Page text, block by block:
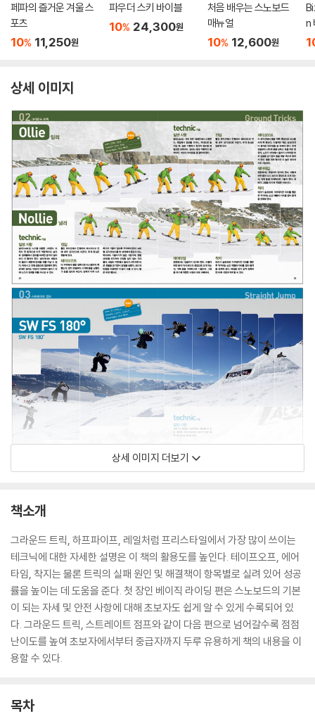
페파의 즐거운 겨울 스
포츠
10% 11,250원
파우더 스키 바이블
10% 24,300원
처음 배우는 스노보드
매뉴얼
10% 12,600원
n
상세 이미지
상세 이미지 더보기
책소개
그라운드 트릭, 하프파이프, 레일처럼 프리스타일에서 가장 많이 쓰이는
테크닉에 대한 자세한 설명은 이 책의 활용도를 높인다. 테이프오프, 에어
타임, 착지는 물론 트릭의 실패 원인 및 해결책이 항목별로 실려 있어 성공
률을 높이는 데 도움을 준다. 첫 장인 베이직 라이딩 편은 스노보드의 기본
이 되는 자세 및 안전 사항에 대해 초보자도 쉽게 알 수 있게 수록되어 있
다. 그라운드 트릭, 스트레이트 점프와 같이 다음 편으로 넘어갈수록 점점
난이도를 높여 초보자에서부터 중급자까지 두루 유용하게 책의 내용을 이
용할 수 있다.
목차